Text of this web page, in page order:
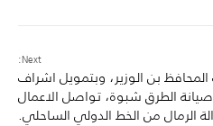
Next:
بن الوزير، وبتمويل اشراف
الطرق شبوة، تواصل الاعمال
الرمال من الخط الدولي الساحلي.